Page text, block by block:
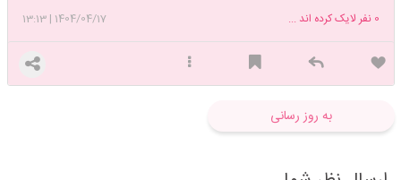
1404/04/17
|
13:13 0 نفر لایک کرده اند ...
به روز رسانی